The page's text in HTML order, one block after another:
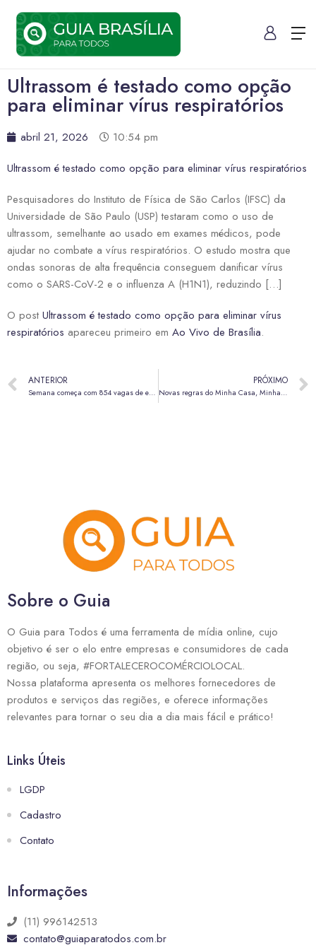
Ultrassom é testado como opção
para eliminar vírus respiratórios
abril 21, 2026
10:54 pm
Ultrassom é testado como opção para eliminar vírus respiratórios
Pesquisadores do Instituto de Física de São Carlos (IFSC) da
Universidade de São Paulo (USP) testaram como o uso de
ultrassom, semelhante ao usado em exames médicos, pode
ajudar no combate a vírus respiratórios. O estudo mostra que
ondas sonoras de alta frequência conseguem danificar vírus
como o SARS-CoV-2 e o influenza A (H1N1), reduzindo […]
O post Ultrassom é testado como opção para eliminar vírus
respiratórios apareceu primeiro em Ao Vivo de Brasília.
ANTERIOR
Semana começa com 854 vagas de emprego nas agências do trabalhador
PRÓXIMO
Novas regras do Minha Casa, Minha Vida começam a valer nesta quarta-feira (22)
Sobre o Guia
O Guia para Todos é uma ferramenta de mídia online, cujo
objetivo é ser o elo entre empresas e consumidores de cada
região, ou seja, #FORTALECEROCOMÉRCIOLOCAL.
Nossa plataforma apresenta os melhores fornecedores de
produtos e serviços das regiões, e oferece informações
relevantes para tornar o seu dia a dia mais fácil e prático!
Links Úteis
LGDP
Cadastro
Contato
Informações
(11) 996142513
contato@guiaparatodos.com.br